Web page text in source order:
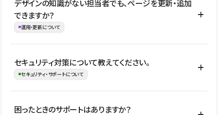
ない段階でも、お問い合わせください。
お問合せはこちら
管理の有無などがプランごとに異なります。詳しくは料金プランペ
ージをご覧ください。
デザインの知識がない担当者でも、ページを更新・追加
できますか？
運用・更新について
はい。CMSやコンポーネントを活用して更新範囲を設計しておく
ことで、デザインを崩しにくい状態で運用できます。 さらにコン
ながらレイアウトに影響を与えずに更新作業を進めやすくなりま
セキュリティ対策について教えてください。
セキュリティ・サポートについて
Studioでは、公開サイトやサービスを安全に利用できるよう、通信
困ったときのサポートはありますか？